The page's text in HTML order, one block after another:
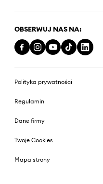
OBSERWUJ NAS NA:
Polityka prywatności
Regulamin
Dane firmy
Twoje Cookies
Mapa strony